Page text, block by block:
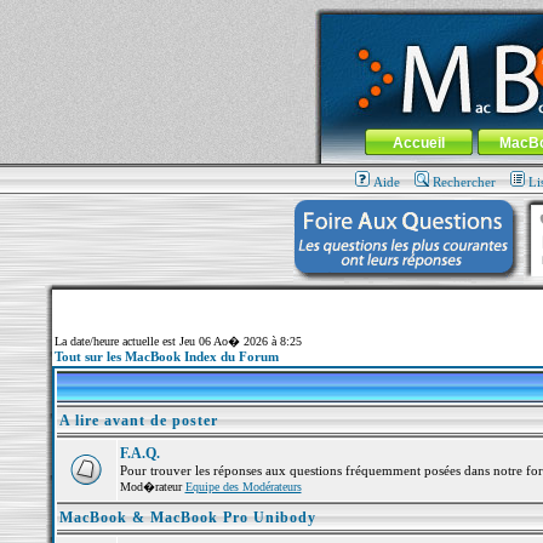
MacBook-fr.com : 100% Apple... 100%
Aller au contenu-Aller au menu
Menu général
Accueil
Aide Rechercher
La date/heure actuelle est Jeu 06 Ao� 2026 à 8:25
Tout sur les MacBook Index du Forum
A lire avant de poster
F.A.Q.
Pour trouver les réponses aux questions fréquemment posées dans notre
Mod�rateurEquipe des Modérateurs
MacBook & MacBook Pro Unibody